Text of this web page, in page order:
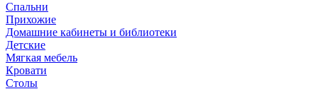
Спальни
Прихожие
Домашние кабинеты и библиотеки
Детские
Мягкая мебель
Кровати
Столы